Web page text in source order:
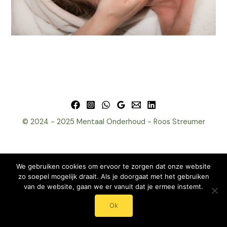
© 2024 - 2025 Mentaal Onderhoud - Roos Streumer
We gebruiken cookies om ervoor te zorgen dat onze website
zo soepel mogelijk draait. Als je doorgaat met het gebruiken
van de website, gaan we er vanuit dat je ermee instemt.
Ok